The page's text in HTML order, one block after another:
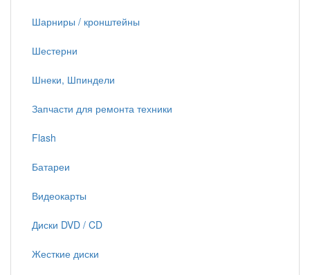
Шарниры / кронштейны
Шестерни
Шнеки, Шпиндели
Запчасти для ремонта техники
Flash
Батареи
Видеокарты
Диски DVD / CD
Жесткие диски